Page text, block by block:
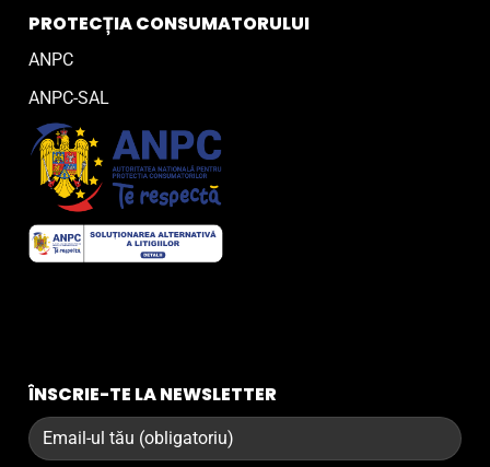
PROTECȚIA CONSUMATORULUI
ANPC
ANPC-SAL
ÎNSCRIE-TE LA NEWSLETTER